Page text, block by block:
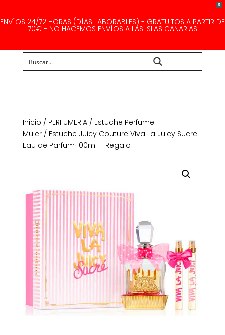
X
ENVÍOS 24/72 HORAS (DÍAS LABORABLES) - GRATUITOS A PARTIR DE
70€ - NO HACEMOS ENVÍOS A LAS ISLAS CANARIAS
Inicio / PERFUMERIA/ Estuche Perfume
Mujer/ Estuche Juicy Couture Viva La Juicy Sucre
Eau de Parfum 100ml + Regalo